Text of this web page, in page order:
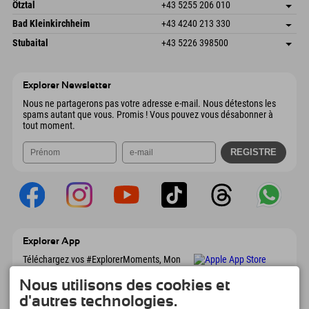
Autriche
Réservation
4573 Hinterstoder
Autriche
Informations d'arrivée
Réservation
Ötztal +43 5255 206 010
Gscheat 14
Autriche
Enregistrer l'adresse
Réservation
Bad Kleinkirchheim +43 4240 213 330
Dorfstraße 24
9546 Bad Kleinkirchheim
Enregistrer l'adresse
Informations d'arrivée
Stubaital +43 5226 398500
Explorer Newsletter
Nous ne partagerons pas votre adresse e-mail. Nous détestons les
spams autant que vous. Promis ! Vous pouvez vous désabonner à
tout moment.
Explorer App
Téléchargez vos #ExplorerMoments, Mon
Explorer à emporter avec aperçu de vos
réservations, liste de choses à faire, aperçu
des restaurants et bien plus encore.
Téléchargez-le maintenant !
Nous utilisons des cookies et
d'autres technologies.